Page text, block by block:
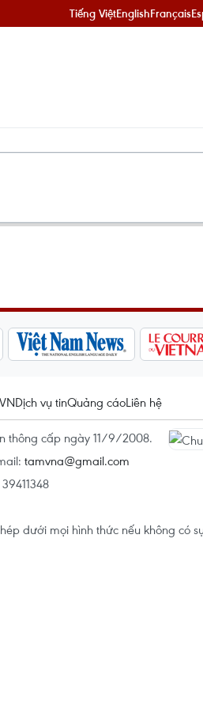
Tiếng ViệtEnglishFrançais
Dịch vụ tinQuảng cáoLiên hệ
thông cấp ngày 11/9/2008.
tamvna@gmail.com
dưới mọi hình thức nếu không có